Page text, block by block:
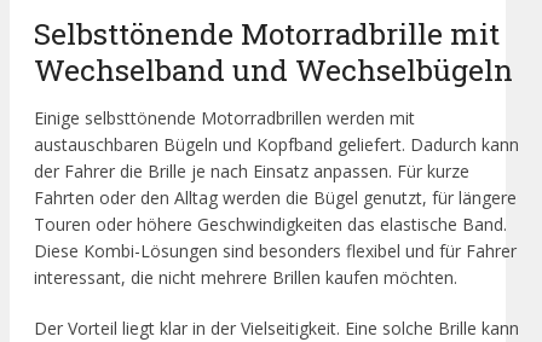
Selbsttönende Motorradbrille mit
Wechselband und Wechselbügeln
Einige selbsttönende Motorradbrillen werden mit
austauschbaren Bügeln und Kopfband geliefert. Dadurch kann
der Fahrer die Brille je nach Einsatz anpassen. Für kurze
Fahrten oder den Alltag werden die Bügel genutzt, für längere
Touren oder höhere Geschwindigkeiten das elastische Band.
Diese Kombi-Lösungen sind besonders flexibel und für Fahrer
interessant, die nicht mehrere Brillen kaufen möchten.
Der Vorteil liegt klar in der Vielseitigkeit. Eine solche Brille kann